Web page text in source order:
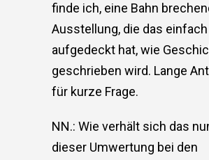
finde ich, eine Bahn
Ausstellung, die das einfach
aufgedeckt hat, wie
geschrieben wird. Lange
für kurze Frage.
NN.: Wie verhält sich das
dieser Umwertung bei den